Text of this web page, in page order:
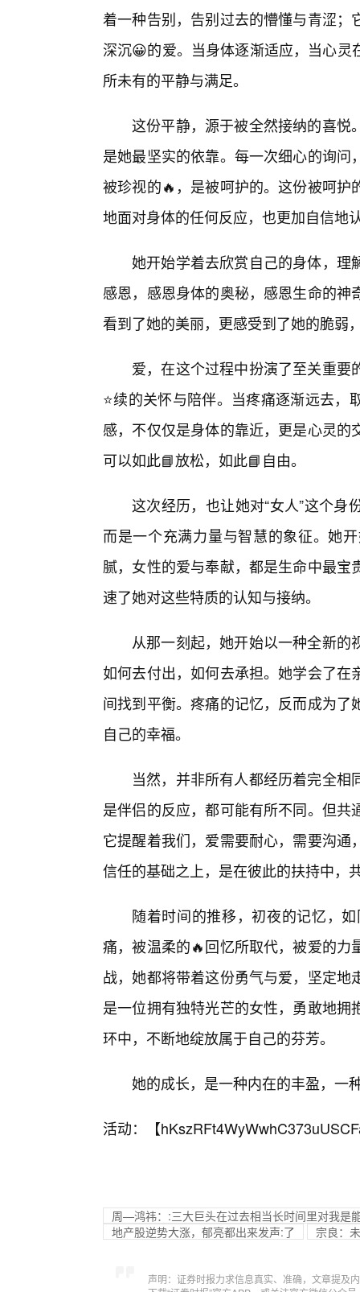
着一种告别，告别过去的懵懂与青涩
深沉😀的爱。当身体逐渐适应，当心
所未有的平静与满足。
这份平静，源于被全然接纳的喜悦
是她最坚实的依靠。每一次细心的询
被珍视的🔥，是被呵护的。这份被呵
地面对身体的任何反应，也更加自信地
她开始学着去欣赏自己的身体，理
感恩，感恩身体的奥秘，感恩生命的
看到了她的美丽，更感受到了她的脆弱
爱，在这个过程中扮演了至关重
⭐续的关怀与陪伴。当疼痛逐渐远去
感，不仅仅是身体的靠近，更是心灵
可以如此📘放松，如此📘自由。
这次经历，也让她对“女人”这个
而是一个充满力量与智慧的象征。她
腻，女性的爱与奉献，都是生命中最
速了她对这些特质的认知与接纳。
从那一刻起，她开始以一种全新
如何去付出，如何去承担。她学会了
间找到平衡。疼痛的记忆，反而成为
自己的幸福。
当然，并非所有人都经历着完全
是伴侣的反应，都可能有所不同。但
它提醒着我们，爱需要耐心，需要沟
信任的基础之上，是在彼此的扶持中，
随着时间的推移，初夜的记忆，
痛，被温柔的🔥回忆所取代，被爱的
战，她都将带着这份勇气与爱，坚定
是一位拥有独特光芒的女性，勇敢地
环中，不断地绽放属于自己的芬芳。
她的成长，是一种内在的丰盈，一
活动：【
周—鸿祎：:三大巨头在过去相当长时间里对我是
地产股逆势大涨，郁亮都出来发声:了
宗良：
声明：证券时报力求信息真实、准确，文章提及